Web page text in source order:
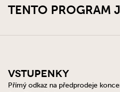
TENTO PROGRAM
Vstupenky
Přímý odkaz na předprodeje